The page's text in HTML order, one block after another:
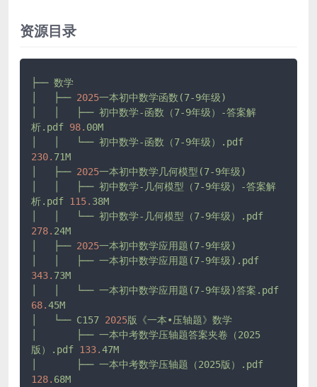
资源目录
├── 数学
├── 2025一本初中数学函数(7-9年级)
├── 初中数学-函数（7-9年级）-答案解
析.pdf 98. 00M
└── 初中数学-函数（7-9年级）.pdf
230. 71M
├── 2025一本初中数学几何模型(7-9年级)
├── 初中数学-几何模型（7-9年级）-答案解
析.pdf 115. 38M
└── 初中数学-几何模型（7-9年级）.pdf
278. 24M
├── 2025一本初中数学应用题(7-9年级)
├── 一本初中数学应用题(7-9年级).pdf
343. 73M
└── 一本初中数学应用题(7-9年级)答案.pdf
68.45M
└── C157 2025版《一本•压轴题》数学
├── 一本中考数学压轴题答案夹卷（2025
版）.pdf 133.47M
├── 一本中考数学压轴题（2025版）.pdf
128. 68M